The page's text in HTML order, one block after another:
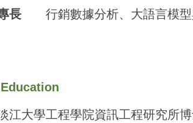
專長 行銷數據分析、大語言模
江大學工程學院資訊工程研究所